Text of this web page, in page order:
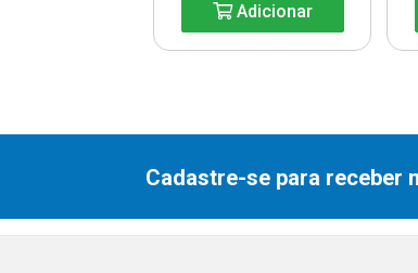
Adicionar
Cadastre-se para receber